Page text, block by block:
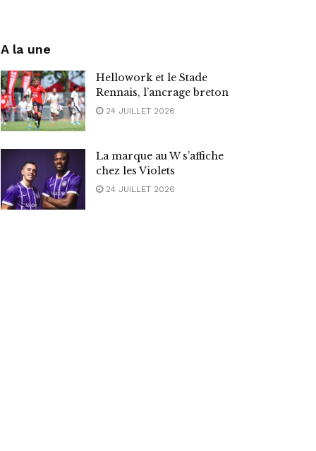
A la une
Hellowork et le Stade
Rennais, l’ancrage breton
24 JUILLET 2026
La marque au W s’affiche
chez les Violets
24 JUILLET 2026